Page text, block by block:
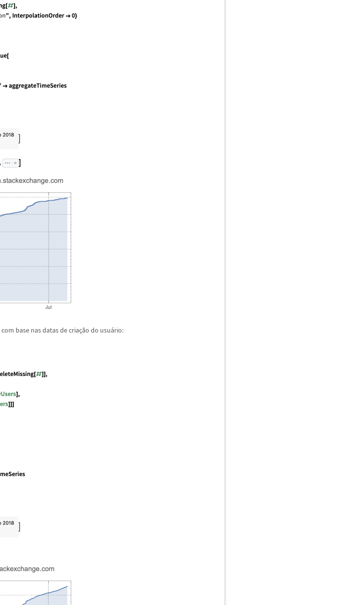
com base nas datas de criação do usuário: